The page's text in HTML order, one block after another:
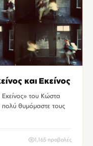
και Εκείνος
Εκείνος» του Κώστα
θυμόμαστε τους
1,165 προβολές